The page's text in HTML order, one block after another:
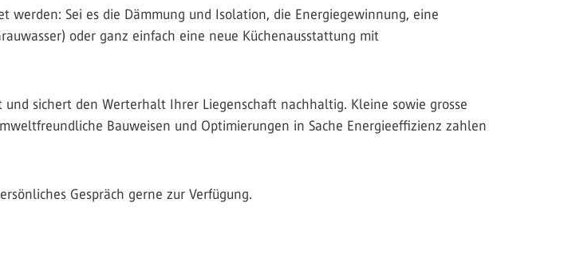
Sei es die Dämmung und Isolation, die Energiegewinnung, eine
oder ganz einfach eine neue Küchenausstattung mit
sichert den Werterhalt Ihrer Liegenschaft nachhaltig. Kleine sowie grosse
Bauweisen und Optimierungen in Sache Energieeffizienz zahlen
Gespräch gerne zur Verfügung.